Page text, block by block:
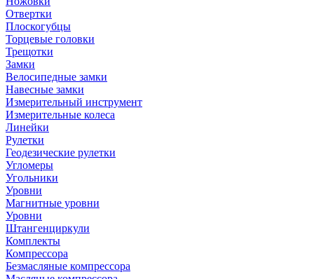
Отвертки
Плоскогубцы
Торцевые головки
Трещотки
Замки
Велосипедные замки
Навесные замки
Измерительный инструмент
Измерительные колеса
Линейки
Рулетки
Геодезические рулетки
Угломеры
Угольники
Уровни
Магнитные уровни
Уровни
Штангенциркули
Комплекты
Компрессора
Безмасляные компрессора